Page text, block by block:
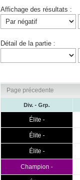
Affichage des résultats :
Détail de la partie :
Page précedente
Div. - Grp.
Élite -
Élite -
Élite -
Champion -